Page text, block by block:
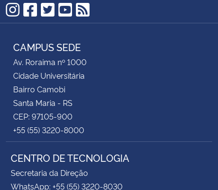
Instagram
Facebook
Twitter
YouTube
RSS
CAMPUS SEDE
Av. Roraima nº 1000
Cidade Universitária
Bairro Camobi
Santa Maria - RS
CEP: 97105-900
+55 (55) 3220-8000
CENTRO DE TECNOLOGIA
Secretaria da Direção
WhatsApp: +55 (55) 3220-8030